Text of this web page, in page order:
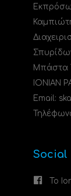
Μπάστα
ΙΟΝΙΑΝ
Email:
Social
Το